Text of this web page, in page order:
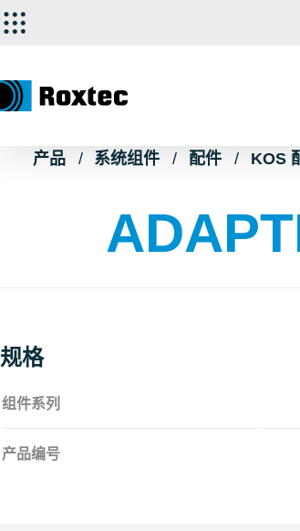
产品 系统组件 配件 KOS
规格
组件系列
产品编号